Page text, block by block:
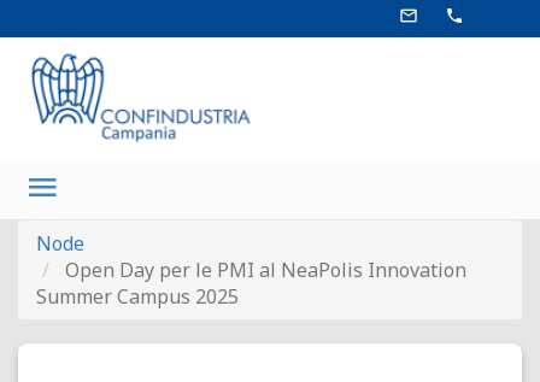
al
contenuto
principale
mail_outline phone
Main
navigation
Node
Open Day per le PMI al NeaPolis Innovation
Summer Campus 2025